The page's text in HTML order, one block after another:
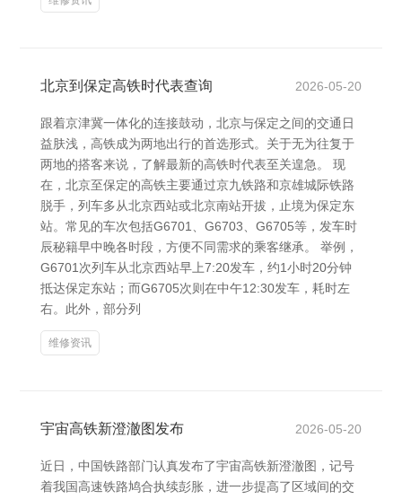
北京到保定高铁时代表查询 2026-05-20
跟着京津冀一体化的连接鼓动，北京与保定之间的交通日
益肤浅，高铁成为两地出行的首选形式。关于无为往复于
两地的搭客来说，了解最新的高铁时代表至关遑急。 现
在，北京至保定的高铁主要通过京九铁路和京雄城际铁路
脱手，列车多从北京西站或北京南站开拔，止境为保定东
站。常见的车次包括G6701、G6703、G6705等，发车时
辰秘籍早中晚各时段，方便不同需求的乘客继承。 举例，
G6701次列车从北京西站早上7:20发车，约1小时20分钟
抵达保定东站；而G6705次则在中午12:30发车，耗时左
右。此外，部分列
维修资讯
宇宙高铁新澄澈图发布 2026-05-20
近日，中国铁路部门认真发布了宇宙高铁新澄澈图，记号
着我国高速铁路鸠合执续彭胀，进一步提高了区域间的交